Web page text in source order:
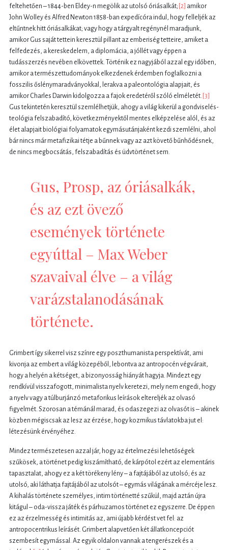
feltehetően – 1844-ben Eldey-n megölik az utolsó óriásalkát; [2] amikor
John Wolley és Alfred Newton 1858-ban expedícóra indul, hogy felleljék az
eltűntnek hitt óriásalkákat; vagy hogy a tárgyalt regénynél maradjunk,
amikor Gus saját tettein keresztül pillant az emberiség tetteire, amiket a
felfedezés, a kereskedelem, a diplomácia, a jóllét vagy éppen a
tudásszerzés nevében elkövettek. Történik ez nagyjából azzal egy időben,
amikor a természettudományok elkezdenek érdemben foglalkozni a
fosszilis őslénymaradványokkal, lerakva a paleontológia alapjait, és
amikor Charles Darwin kidolgozza a fajok eredetéről szóló elméletét. [3]
Gus tekintetén keresztül szemlélhetjük, ahogy a világ kikerül a gondviselés-
teológia felszabadító, következményektől mentes elképzelése alól, és az
élet alapjait biológiai folyamatok egymásutánjaként kezdi szemlélni, ahol
bár nincs már metafizikai tétje a bűnnek vagy az azt követő bűnhődésnek,
de nincs megbocsátás, felszabadítás és üdvtörténet sem.
Gus, Prosp, az óriásalkák,
és az ezt övező
események története
egyúttal – Max Weber
szavaival élve – a világ
varázstalanodásának
története.
Grimbert így sikerrel visz színre egy poszthumanista perspektívát, ami
kivonja az embert a világ közepéből, lebontva az antropocén végvárait,
hogy a helyén a kétséget, a bizonyosság hiányát hagyja. Mindezt egy
rendkívül visszafogott, minimalista nyelv keretezi, mely nem engedi, hogy
a nyelv vagy a túlburjánzó metaforikus leírások eltereljék az olvasó
figyelmét. Szorosan a témánál marad, és odaszegezi az olvasót is – akinek
közben mégiscsak az lesz az érzése, hogy kozmikus távlatokba jut el:
létezésünk érvényéhez.
Mindez természetesen azzal jár, hogy az értelmezési lehetőségek
szűkösek, a történet pedig kiszámítható, de kárpótol ezért az elementáris
tapasztalat, ahogy ez a két törékeny lény – a fajtájából az utolsó; és az
utolsó, aki láthatja fajtájából az utolsót – egymás világának a mércéje lesz.
A kihalás története személyes, intim történetté szűkül, majd aztán újra
kitágul – oda-vissza játék és párhuzamos történet ez egyszerre. De éppen
ez az érzelmesség és intimitás az, ami újabb kérdést vet fel: az
antropocentrikus leírásét. Grimbert alapvetően két állatkoncepciót
szembesít egymással. Az egyik oldalon vannak a tengerészek és a